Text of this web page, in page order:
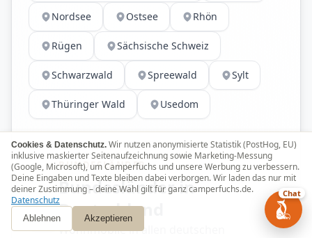
Nordsee Ostsee Rhön
Rügen Sächsische Schweiz
Schwarzwald Spreewald Sylt
Thüringer Wald Usedom
BUNDESLÄNDER
Bundesländer in
Deutschland
Wohnmobile in allen deutschen
Cookies & Datenschutz. Wir nutzen anonymisierte Statistik (PostHog, EU)
inklusive maskierter Seitenaufzeichnung sowie Marketing-Messung
(Google, Microsoft), um Camperfuchs und unsere Werbung zu verbessern.
Deine Eingaben und Texte bleiben dabei verborgen. Wir laden das nur mit
deiner Zustimmung – deine Wahl gilt für ganz camperfuchs.de.
Datenschutz
Ablehnen Akzeptieren
Chat